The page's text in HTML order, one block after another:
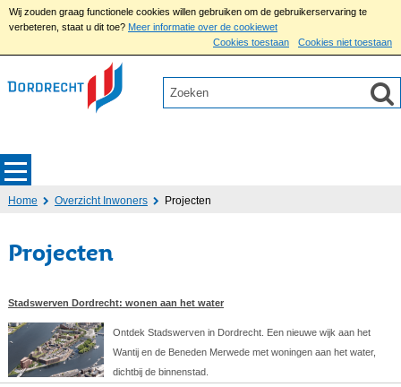
Wij zouden graag functionele cookies willen gebruiken om de gebruikerservaring te
verbeteren, staat u dit toe? Meer informatie over de cookiewet
Cookies toestaan
Cookies niet toestaan
Home Overzicht Inwoners Projecten
Projecten
Stadswerven Dordrecht: wonen aan het water
Ontdek Stadswerven in Dordrecht. Een nieuwe wijk aan het
Wantij en de Beneden Merwede met woningen aan het water,
dichtbij de binnenstad.